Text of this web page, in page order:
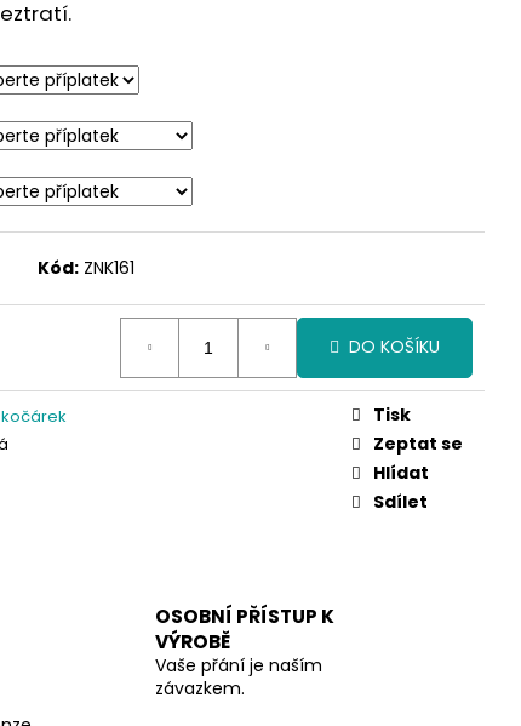
Kód: ZNK161
DO KOŠÍKU
Tisk
Zeptat se
Hlídat
Sdílet
OSOBNÍ PŘÍSTUP K
VÝROBĚ
Vaše přání je naším
závazkem.